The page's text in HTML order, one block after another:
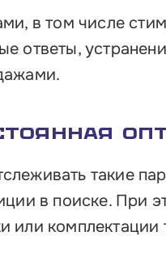
в том числе
ответы,
такие
в поиске. При
или комплектации